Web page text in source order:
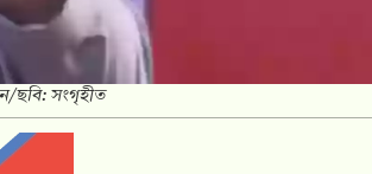
ছবি: সংগৃহীত